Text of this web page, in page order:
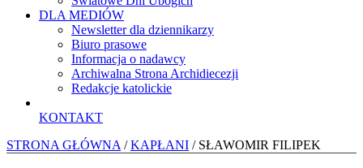
DLA MEDIÓW
Newsletter dla dziennikarzy
Biuro prasowe
Informacja o nadawcy
Archiwalna Strona Archidiecezji
Redakcje katolickie
KONTAKT
STRONA GŁÓWNA /KAPŁANI / SŁAWOMIR FILIPEK